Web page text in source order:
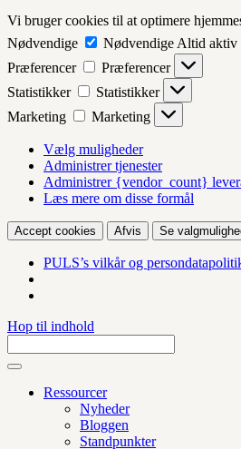
Vi bruger cookies til at optimere
Nødvendige
Nødvendige Altid aktiv
Præferencer
Præferencer
Statistikker
Statistikker
Marketing
Marketing
Vælg muligheder
Administrer tjenester
Administrer {vendor_count}
Læs mere om disse formål
Accept cookies Afvis Se
PULS’s vilkår og
Hop til indhold
Ressourcer
Nyheder
Bloggen
Standpunkter